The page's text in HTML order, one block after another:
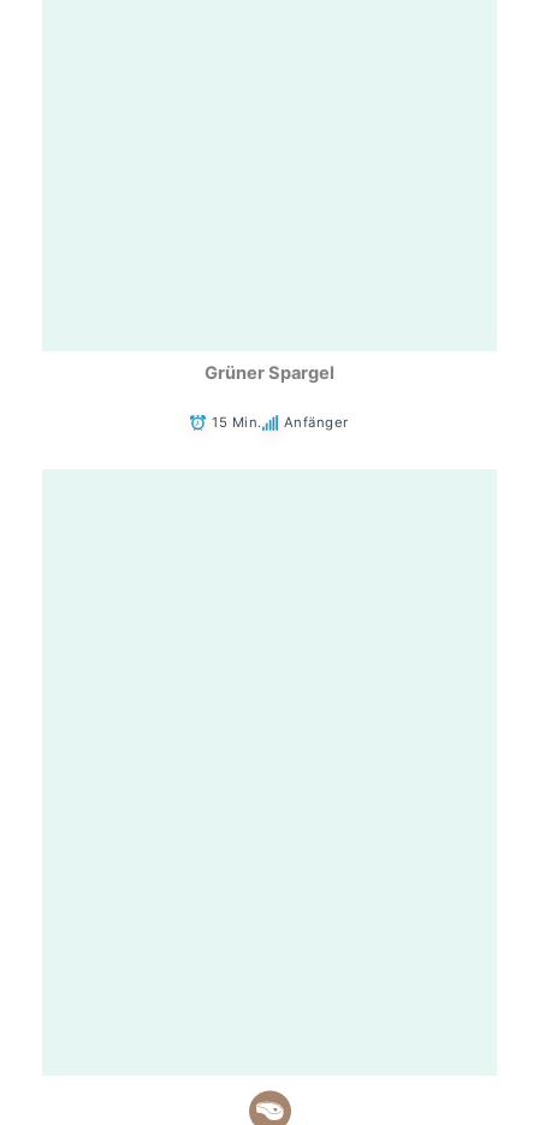
Grüner Spargel
15 Min. Anfänger